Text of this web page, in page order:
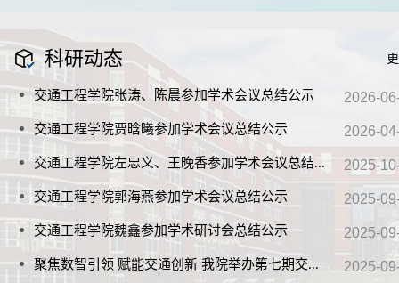
科研动态
交通工程学院张涛、陈晨参加学术会议总结公示 2026-
交通工程学院贾晗曦参加学术会议总结公示 2026-
交通工程学院左忠义、王晚香参加学术会议总结... 2025-
交通工程学院郭海燕参加学术会议总结公示 2025-
交通工程学院魏鑫参加学术研讨会总结公示 2025-
聚焦数智引领 赋能交通创新 我院举办第七期交... 2025-